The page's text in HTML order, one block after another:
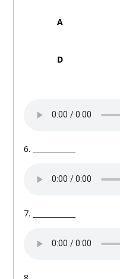
A
D
6. ____________
7. ____________